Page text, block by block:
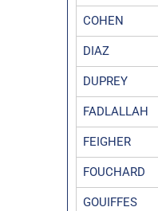
COHEN
DIAZ
DUPREY
FADLALLAH
FEIGHER
FOUCHARD
GOUIFFES